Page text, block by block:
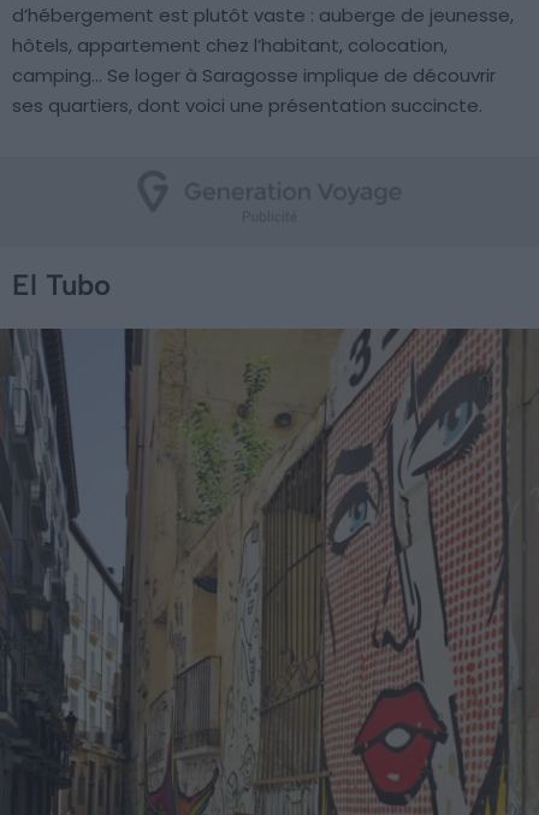
d’hébergement est plutôt vaste : auberge de jeunesse,
hôtels, appartement chez l’habitant, colocation,
camping… Se loger à Saragosse implique de découvrir
ses quartiers, dont voici une présentation succincte.
El Tubo